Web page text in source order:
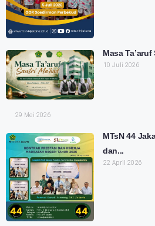
Masa
10 Juli 2026
29 Mei 2026
MTsN 44
dan...
22 April 2026